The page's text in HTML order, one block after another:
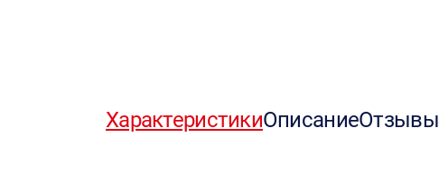
ХарактеристикиОписаниеОтзывы